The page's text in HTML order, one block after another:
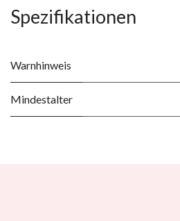
Spezifikationen
Warnhinweis
Mindestalter